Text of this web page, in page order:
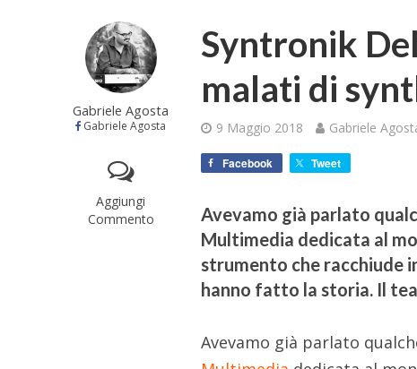
Gabriele Agosta
Gabriele Agosta
Aggiungi
Commento
Syntronik
malati di
9 Maggio 2018 Gabriele
Facebook Tweet
Avevamo già parlato
Multimedia dedicata al
strumento che racchiude
hanno fatto la storia. Il
Avevamo già parlato